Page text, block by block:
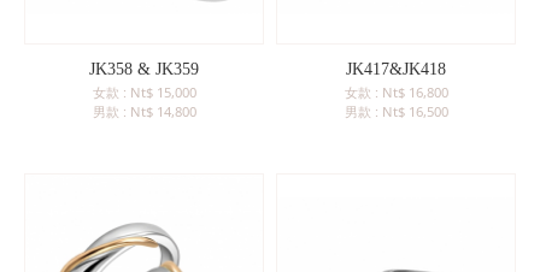
JK358 & JK359
女款 : Nt$ 15,000
男款 : Nt$ 14,800
JK417&JK418
女款 : Nt$ 16,800
男款 : Nt$ 16,500